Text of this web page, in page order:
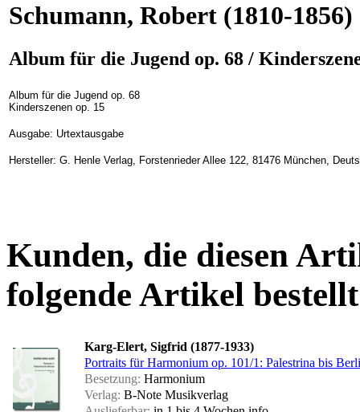
Schumann, Robert (1810-1856)
Album für die Jugend op. 68 /
Album für die Jugend op. 68
Kinderszenen op. 15
Ausgabe: Urtextausgabe
Hersteller: G. Henle Verlag, Forstenrieder Allee 122, 81476 München,
Kunden, die diesen
folgende Artikel
Karg-Elert, Sigfrid (1877-1933)
Portraits für Harmonium op. 101/1: Palestrina bis
Besetzung: Harmonium
Verlag: B-Note Musikverlag